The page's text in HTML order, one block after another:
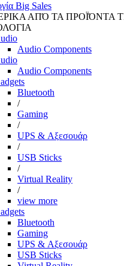
Big Sales
ΑΠΌ ΤΑ ΠΡΟΪΌΝΤΑ
Audio Components
Audio Components
Bluetooth
/
Gaming
/
UPS & Αξεσουάρ
/
USB Sticks
/
Virtual Reality
/
view more
Bluetooth
Gaming
UPS & Αξεσουάρ
USB Sticks